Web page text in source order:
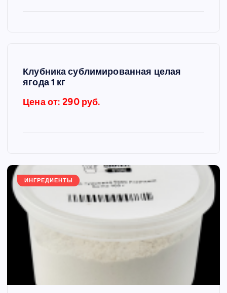
Клубника сублимированная целая
ягода 1 кг
Цена от: 290 руб.
ИНГРЕДИЕНТЫ